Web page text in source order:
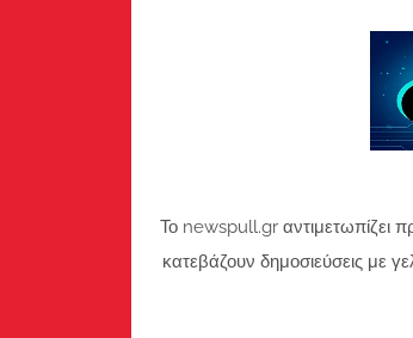
Το newspull.gr αντιμετωπίζει
κατεβάζουν δημοσιεύσεις με